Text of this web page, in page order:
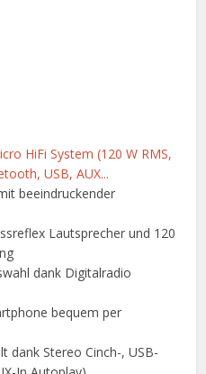
HiFi System (120 W RMS,
USB, AUX...
beeindruckender
Lautsprecher und 120
dank Digitalradio
bequem per
dank Stereo Cinch-, USB-